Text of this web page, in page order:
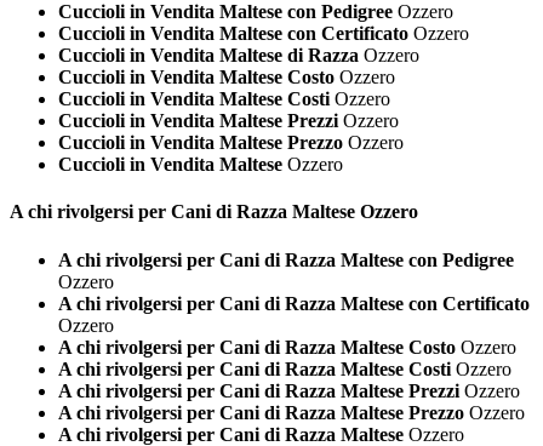
Cuccioli in Vendita Maltese con Pedigree Ozzero
Cuccioli in Vendita Maltese con Certificato Ozzero
Cuccioli in Vendita Maltese di Razza Ozzero
Cuccioli in Vendita Maltese Costo Ozzero
Cuccioli in Vendita Maltese Costi Ozzero
Cuccioli in Vendita Maltese Prezzi Ozzero
Cuccioli in Vendita Maltese Prezzo Ozzero
Cuccioli in Vendita Maltese Ozzero
A chi rivolgersi per Cani di Razza Maltese Ozzero
A chi rivolgersi per Cani di Razza Maltese con Pedigree
Ozzero
A chi rivolgersi per Cani di Razza Maltese con Certificato
Ozzero
A chi rivolgersi per Cani di Razza Maltese Costo Ozzero
A chi rivolgersi per Cani di Razza Maltese Costi Ozzero
A chi rivolgersi per Cani di Razza Maltese Prezzi Ozzero
A chi rivolgersi per Cani di Razza Maltese Prezzo Ozzero
A chi rivolgersi per Cani di Razza Maltese Ozzero